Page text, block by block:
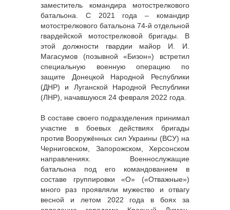
заместитель командира мотострелкового
батальона. С 2021 года – командир
мотострелкового батальона 74-й отдельной
гвардейской мотострелковой бригады. В
этой должности гвардии майор И. И.
Магасумов (позывной «Бизон») встретил
специальную военную операцию по
защите Донецкой Народной Республики
(ДНР) и Луганской Народной Республики
(ЛНР), начавшуюся 24 февраля 2022 года.
В составе своего подразделения принимал
участие в боевых действиях бригады
против Вооружённых сил Украины (ВСУ) на
Черниговском, Запорожском, Херсонском
направлениях. Военнослужащие
батальона под его командованием в
составе группировки «О» («Отважные»)
много раз проявляли мужество и отвагу
весной и летом 2022 года в боях за